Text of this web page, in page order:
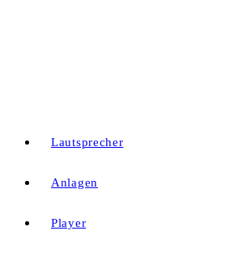
Lautsprecher
Anlagen
Player